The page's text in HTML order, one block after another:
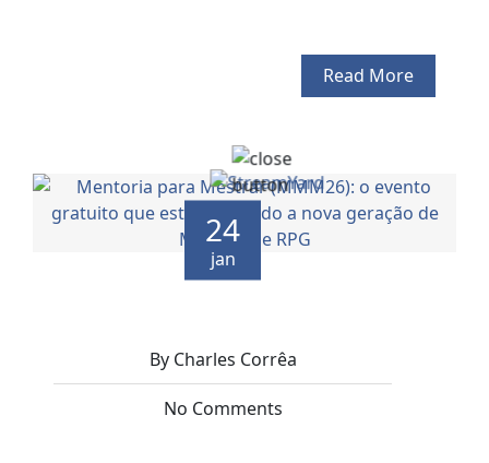
Read More
24
jan
By Charles Corrêa
No Comments